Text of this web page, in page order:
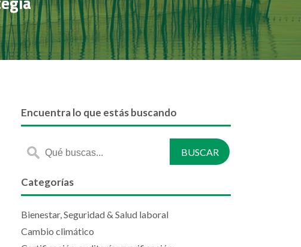
Encuentra lo que estás buscando
Categorías
Bienestar, Seguridad & Salud laboral
Cambio climático